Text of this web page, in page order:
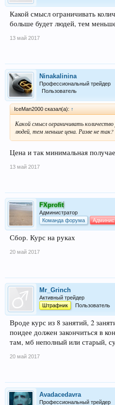
Какой смысл ограничивать
больше будет людей, тем
13 май 2017
Ninakalinina
Профессиональный трейдер
Пользователь
IceMan2000 сказал(а): ↑
Какой смысл ограничивать
людей, тем меньше цена. Разве не так?
Цена и так минимальная
13 май 2017
FXprofit
Администратор
Команда форума
Сбор. Курс на руках
20 май 2017
Mr_Grinch
Активный трейдер
Штрафник
Пользователь
Вроде курс из 8 занятий, 2
поидее должен закончиться в
там, мб неполный или старый,
20 май 2017
Avadacedavra
Профессиональный трейдер